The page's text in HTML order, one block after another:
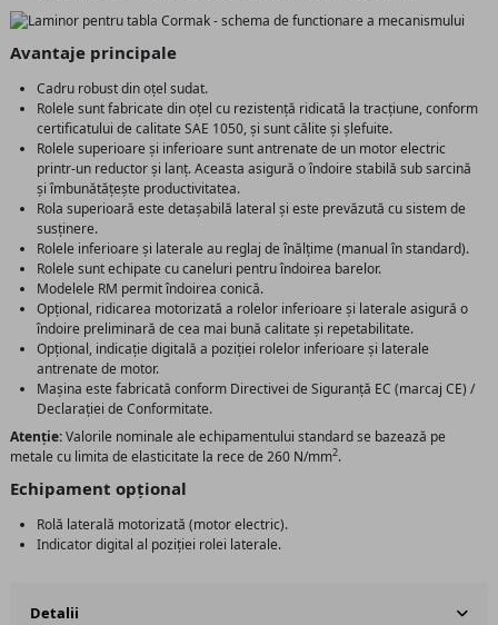
Avantaje principale
Cadru robust din oțel sudat.
Rolele sunt fabricate din oțel cu rezistență ridicată la tracțiune, conform
certificatului de calitate SAE 1050, și sunt călite și șlefuite.
Rolele superioare și inferioare sunt antrenate de un motor electric
printr-un reductor și lanț. Aceasta asigură o îndoire stabilă sub sarcină
și îmbunătățește productivitatea.
Rola superioară este detașabilă lateral și este prevăzută cu sistem de
susținere.
Rolele inferioare și laterale au reglaj de înălțime (manual în standard).
Rolele sunt echipate cu caneluri pentru îndoirea barelor.
Modelele RM permit îndoirea conică.
Opțional, ridicarea motorizată a rolelor inferioare și laterale asigură o
îndoire preliminară de cea mai bună calitate și repetabilitate.
Opțional, indicație digitală a poziției rolelor inferioare și laterale
antrenate de motor.
Mașina este fabricată conform Directivei de Siguranță EC (marcaj CE) /
Declarației de Conformitate.
Atenție:Valorile nominale ale echipamentului standard se bazează pe
metale cu limita de elasticitate la rece de 260 N/mm2.
Echipament opțional
Rolă laterală motorizată (motor electric).
Indicator digital al poziției rolei laterale.
Detalii